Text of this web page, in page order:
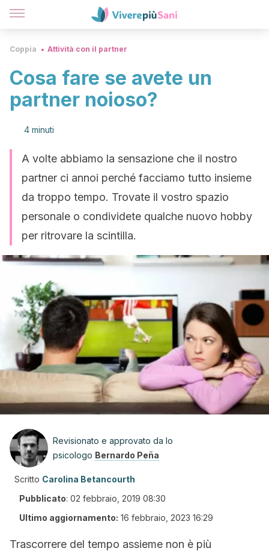
Coppia Attività con il partner
Cosa fare se avete un
partner noioso?
4 minuti
A volte abbiamo la sensazione che il nostro
partner ci annoi perché facciamo tutto insieme
da troppo tempo. Trovate il vostro spazio
personale o condividete qualche nuovo hobby
per ritrovare la scintilla.
Revisionato e approvato da lo
psicologo Bernardo Peña
Scritto Carolina Betancourth
Pubblicato: 02 febbraio, 2019 08:30
Ultimo aggiornamento: 16 febbraio, 2023 16:29
Trascorrere del tempo assieme non è più